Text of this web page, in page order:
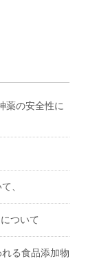
薬の安全性に
、
ついて
る食品添加物